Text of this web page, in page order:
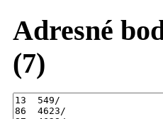
Adresné
(7)